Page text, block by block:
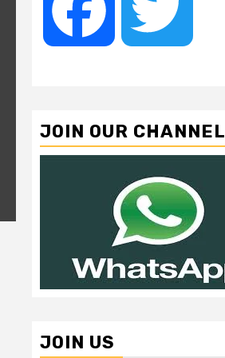
Facebook
JOIN OUR CHANNEL
JOIN US